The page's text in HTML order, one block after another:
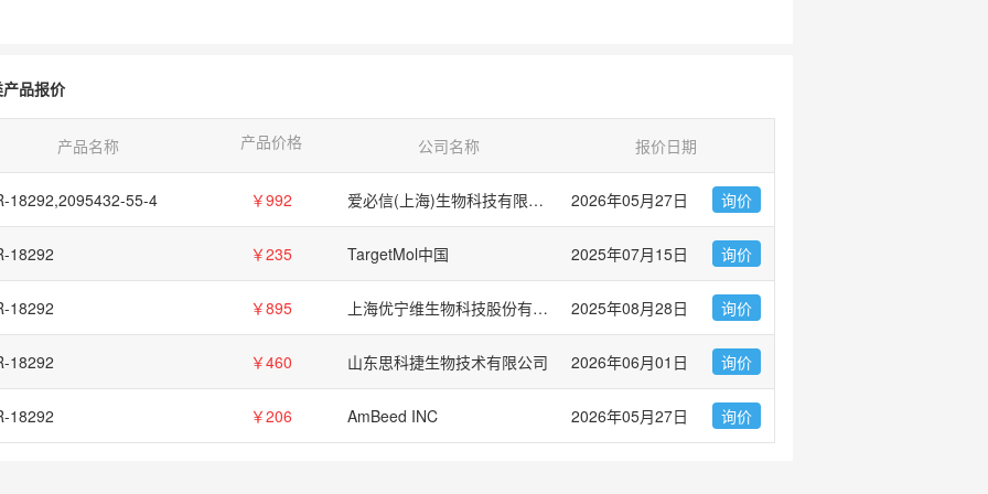
品报价
产品名称 产品价格 公司名称 报价日期
18292,2095432-55-4 ￥992 爱必信(上海)生物科技有限公司 2026年05月27日 询价
18292 ￥235 TargetMol中国 2025年07月15日 询价
18292 ￥895 上海优宁维生物科技股份有限公司 2025年08月28日 询价
18292 ￥460 山东思科捷生物技术有限公司 2026年06月01日 询价
18292 ￥206 AmBeed INC 2026年05月27日 询价